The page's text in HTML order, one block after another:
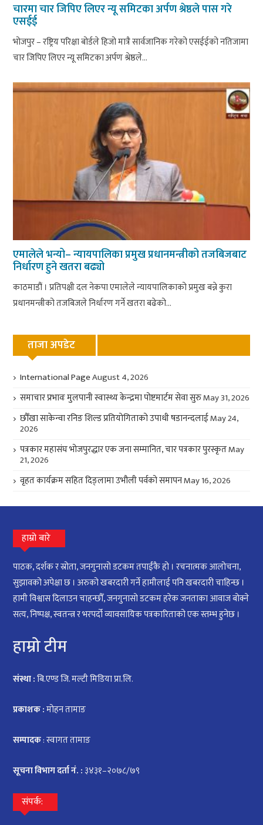
चारमा चार जिपिए लिएर न्यू समिटका अर्पण श्रेष्ठले पास गरे
एसईई
भोजपुर – रष्ट्रिय परिक्षा बोर्डले हिजो मात्रै सार्वजानिक गरेको एसईईको नतिजामा
चार जिपिए लिएर न्यू समिटका अर्पण श्रेष्ठले...
एमालेले भन्यो– न्यायपालिका प्रमुख प्रधानमन्त्रीको तजबिजबाट
निर्धारण हुने खतरा बढ्यो
काठमाडौं । प्रतिपक्षी दल नेकपा एमालेले न्यायपालिकाको प्रमुख बन्ने कुरा
प्रधानमन्त्रीको तजबिजले निर्धारण गर्ने खतरा बढेको...
ताजा अपडेट
International PageAugust 4, 2026
समाचार प्रभावः मुलपानी स्वास्थ्य केन्द्रमा पोष्टमार्टम सेवा सुरुMay 31, 2026
छौँखा साकेन्वा रनिङ शिल्ड प्रतियोगिताको उपाधी षडानन्दलाईMay 24,
2026
पत्रकार महासंघ भोजपुरद्धार एक जना सम्मानित, चार पत्रकार पुरस्कृतMay
21, 2026
वृहत कार्यक्रम सहित दिङ्लामा उभौली पर्वको समापनMay 16, 2026
हाम्रो बारे
पाठक, दर्शक र स्रोता, जनगुनासो डटकम तपाईंकै हो । रचनात्मक आलोचना,
सुझावको अपेक्षा छ । अरुको खबरदारी गर्ने हामीलाई पनि खबरदारी चाहिन्छ ।
हामी विश्वास दिलाउन चाहन्छौँ, जनगुनासो डटकम हरेक जनताका आवाज बोक्ने
सत्य, निष्पक्ष, स्वतन्त्र र भरपर्दो व्यावसायिक पत्रकारिताको एक स्तम्भ हुनेछ ।
हाम्रो टीम
संस्था :बि.एण्ड जि. मल्टी मिडिया प्रा.लि.
प्रकाशक :मोहन तामाङ
सम्पादक: स्वागत तामाङ
सूचना विभाग दर्ता नं. : ३४३१–२०७८/७९
संपर्क: